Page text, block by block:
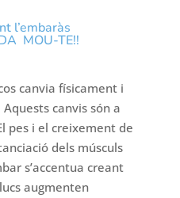
l’embaràs
MOU-TE!!
canvia físicament i
canvis són a
pes i el creixement de
dels músculs
s’accentua creant
augmenten